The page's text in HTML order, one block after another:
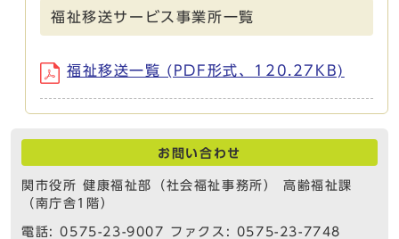
福祉移送サービス事業所一覧
福祉移送一覧 (PDF形式、120.27KB)
お問い合わせ
関市役所 健康福祉部（社会福祉事務所） 高齢福祉課
（南庁舎1階）
電話: 0575-23-9007 ファクス: 0575-23-7748